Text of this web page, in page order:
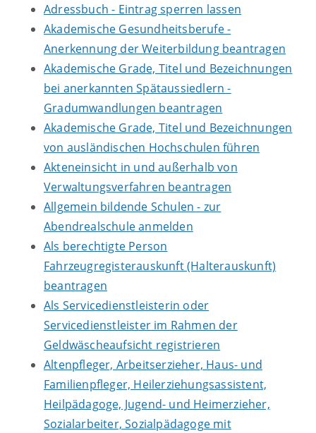
Adressbuch - Eintrag sperren lassen
Akademische Gesundheitsberufe -
Anerkennung der Weiterbildung beantragen
Akademische Grade, Titel und Bezeichnungen
bei anerkannten Spätaussiedlern -
Gradumwandlungen beantragen
Akademische Grade, Titel und Bezeichnungen
von ausländischen Hochschulen führen
Akteneinsicht in und außerhalb von
Verwaltungsverfahren beantragen
Allgemein bildende Schulen - zur
Abendrealschule anmelden
Als berechtigte Person
Fahrzeugregisterauskunft (Halterauskunft)
beantragen
Als Servicedienstleisterin oder
Servicedienstleister im Rahmen der
Geldwäscheaufsicht registrieren
Altenpfleger, Arbeitserzieher, Haus- und
Familienpfleger, Heilerziehungsassistent,
Heilpädagoge, Jugend- und Heimerzieher,
Sozialarbeiter, Sozialpädagoge mit